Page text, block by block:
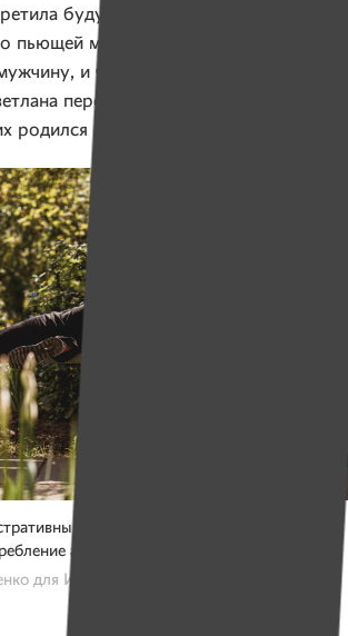
будущего мужа. Она
пьющей матери, но это
и через три года они
переехала к мужу и его
родился сын.
характер
алкоголя вредит вашему здоровью
для ИМЕН